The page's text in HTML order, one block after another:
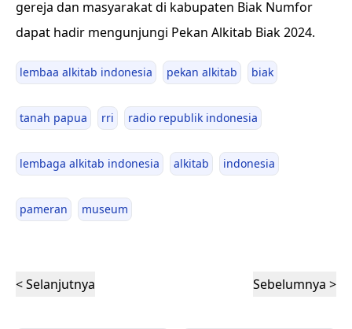
gereja dan masyarakat di kabupaten Biak Numfor
dapat hadir mengunjungi Pekan Alkitab Biak 2024.
lembaa alkitab indonesia pekan alkitab biak
tanah papua rri radio republik indonesia
lembaga alkitab indonesia alkitab indonesia
pameran museum
< Selanjutnya Sebelumnya >